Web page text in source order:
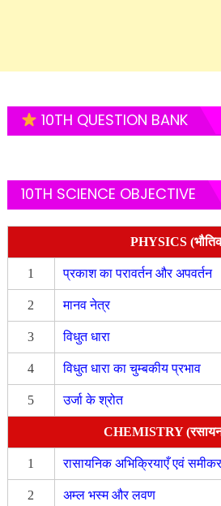
10TH QUESTION BANK
10TH SCIENCE OBJECTIVE
PHYSICS
1 प्रकाश का परावर्तन और अपवर्तन
2 मानव नेत्र
3 विधुत धारा
4 विधुत धारा का चुम्बकीय प्रभाव
5 उर्जा के श्रोत
CHEMISTRY (रसायन
1 रासायनिक अभिक्रियाएँ एवं
2 अम्ल भस्म और लवण